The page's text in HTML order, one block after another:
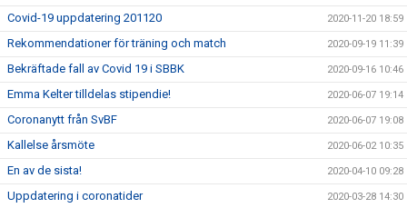
Covid-19 uppdatering 201120 2020-11-20 18:59
Rekommendationer för träning och match 2020-09-19 11:39
Bekräftade fall av Covid 19 i SBBK 2020-09-16 10:46
Emma Kelter tilldelas stipendie! 2020-06-07 19:14
Coronanytt från SvBF 2020-06-07 19:08
Kallelse årsmöte 2020-06-02 10:35
En av de sista! 2020-04-10 09:28
Uppdatering i coronatider 2020-03-28 14:30